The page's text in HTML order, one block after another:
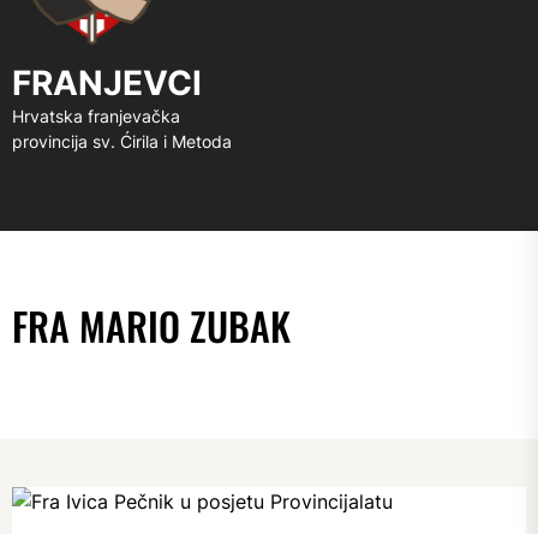
FRANJEVCI
Hrvatska franjevačka
provincija sv. Ćirila i Metoda
FRA MARIO ZUBAK